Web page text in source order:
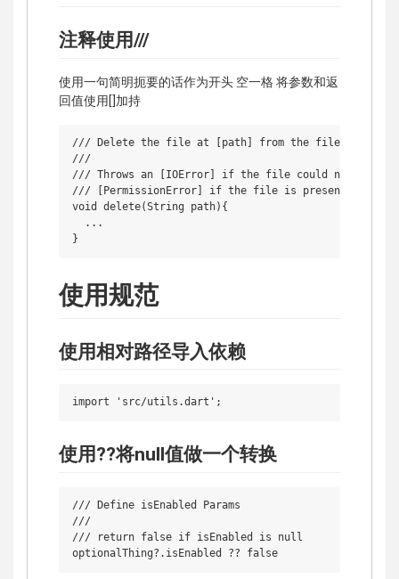
注释使用///
使用一句简明扼要的话作为开头 空一格 将参数和返
回值使用[]加持
/// Delete the file at [path] from the file system.
///
/// Throws an [IOError] if the file could not be
/// [PermissionError] if the file is present but
void delete(String path){
  ...
使用规范
使用相对路径导入依赖
使用??将null值做一个转换
/// Define isEnabled Params
///
/// return false if isEnabled is null